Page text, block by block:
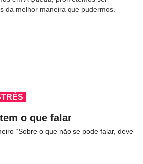
da melhor maneira que pudermos.
o que falar
“Sobre o que não se pode falar, deve-